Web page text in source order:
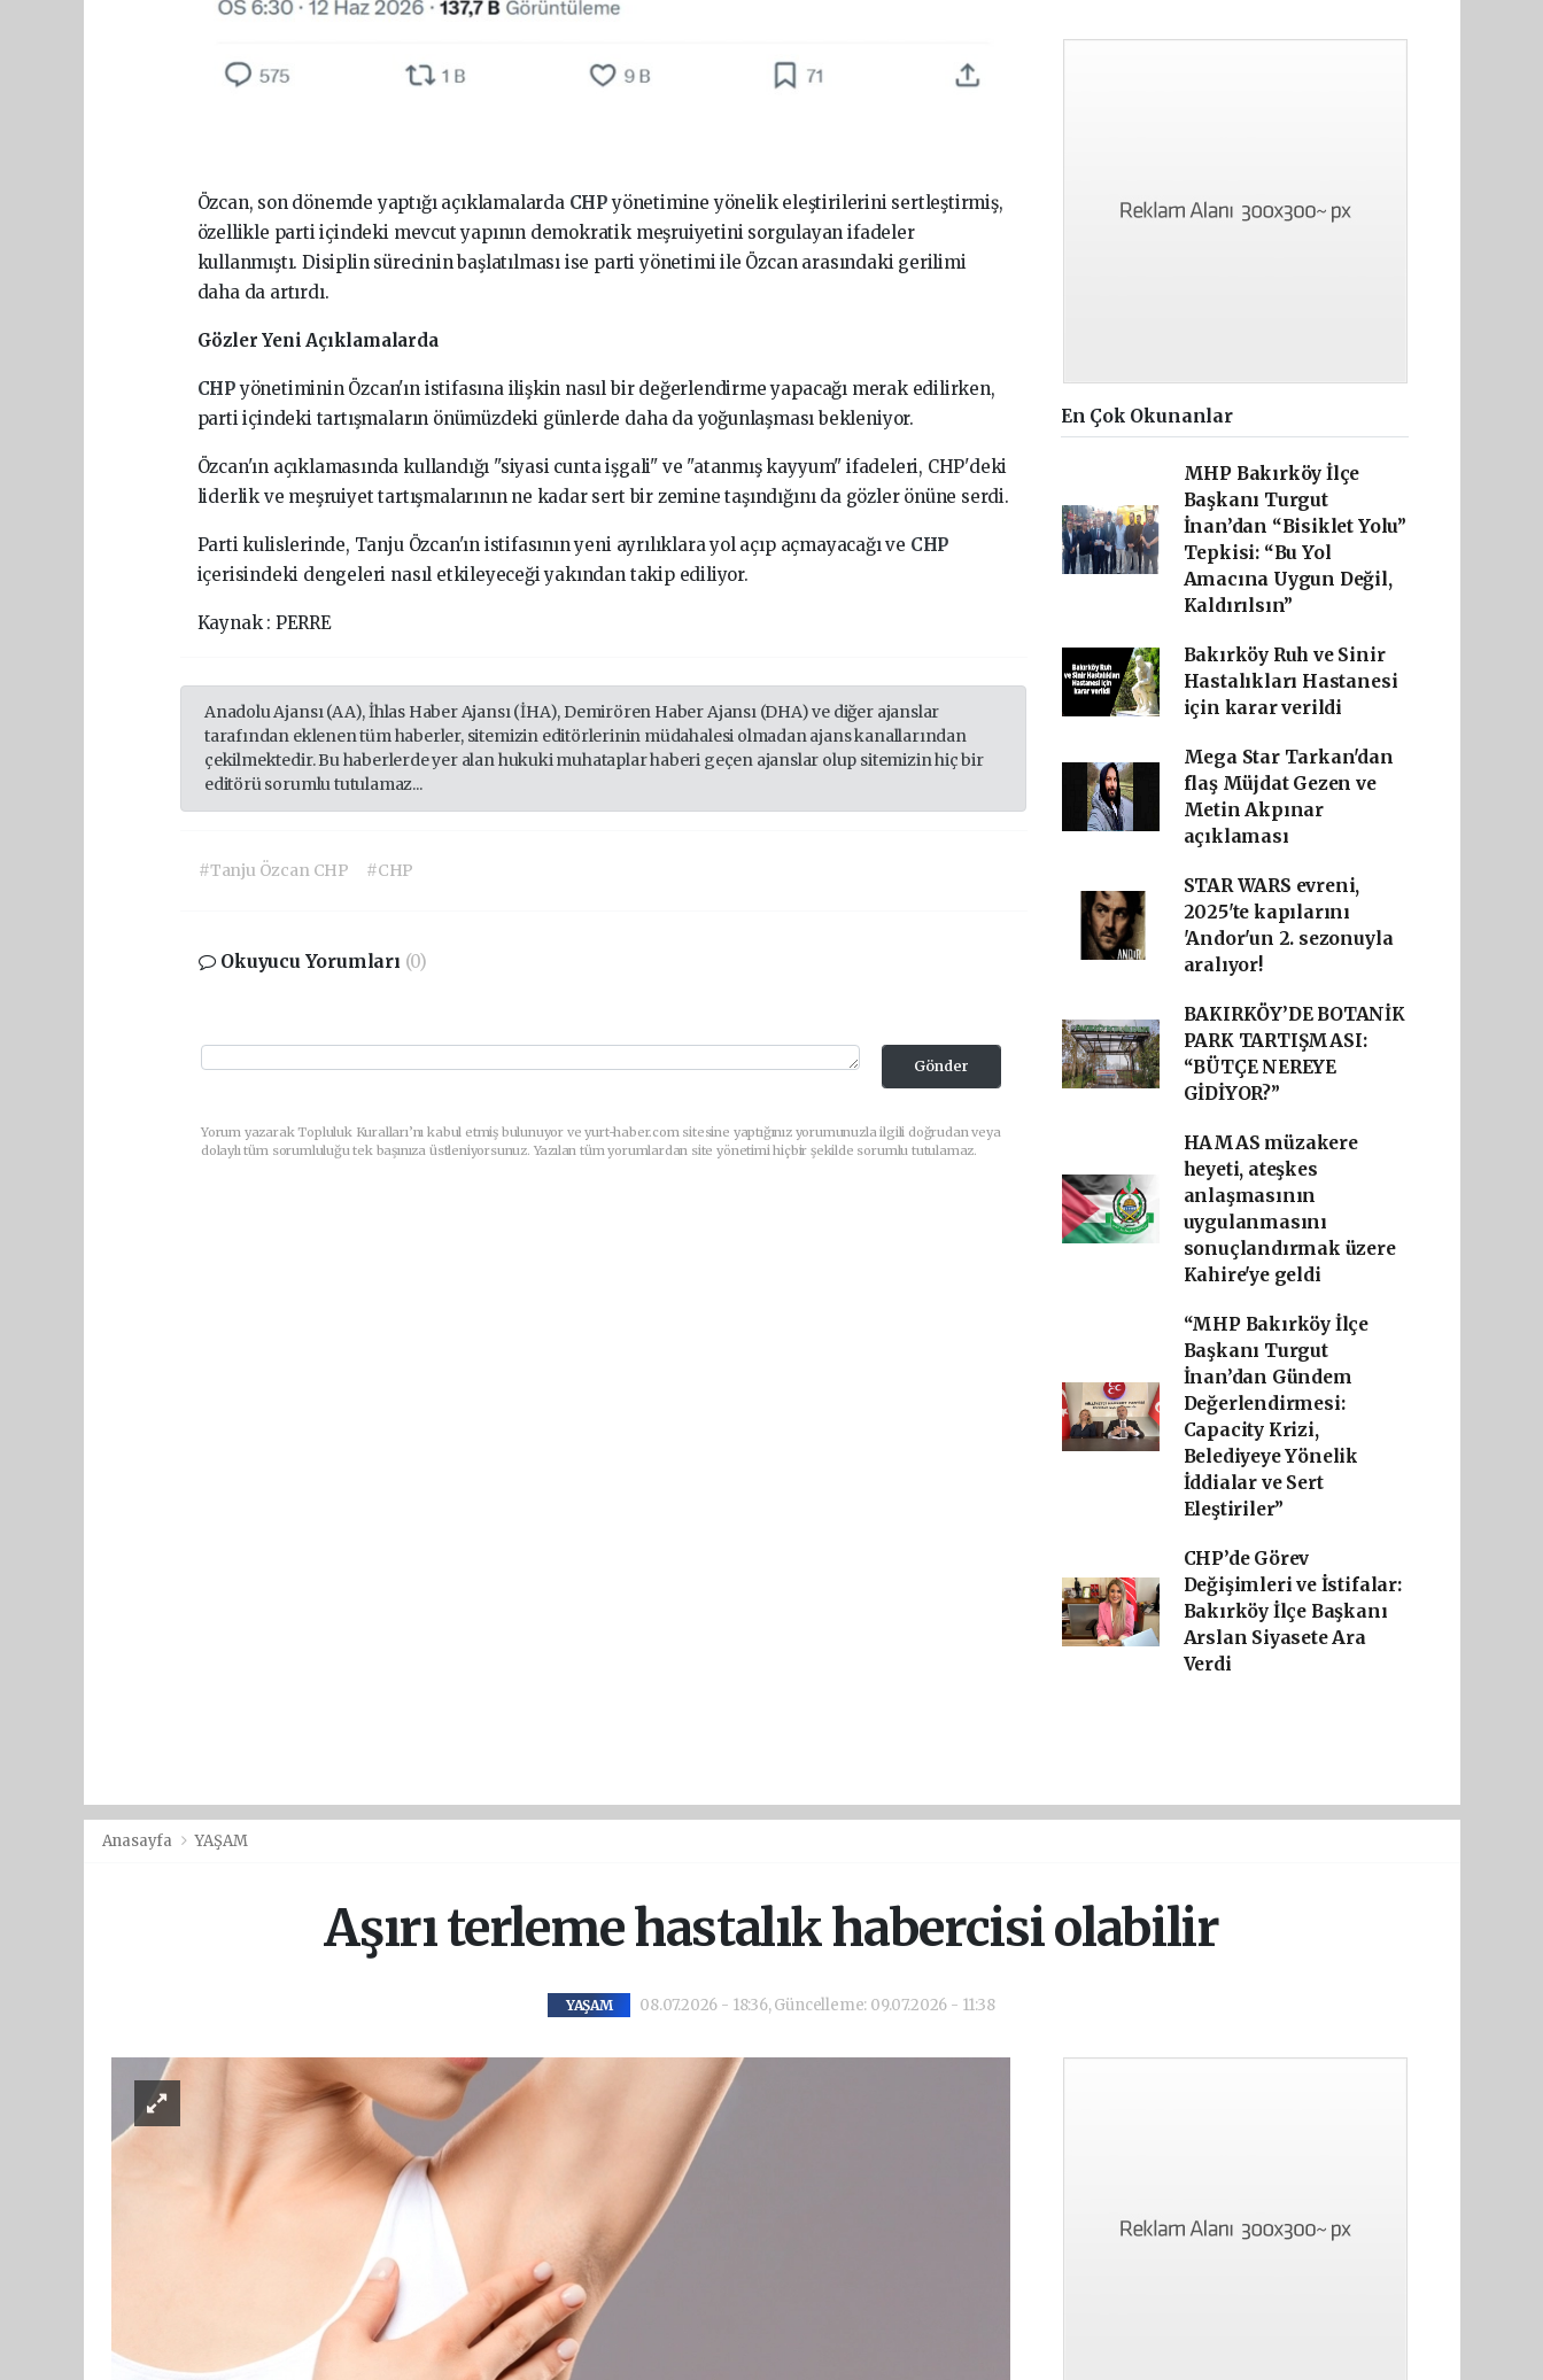
Özcan, son dönemde yaptığı açıklamalarda CHPyönetimine yönelik eleştirilerini sertleştirmiş,
özellikle parti içindeki mevcut yapının demokratik meşruiyetini sorgulayan ifadeler
kullanmıştı. Disiplin sürecinin başlatılması ise parti yönetimi ile Özcan arasındaki gerilimi
daha da artırdı.
Gözler Yeni Açıklamalarda
CHPyönetiminin Özcan'ın istifasına ilişkin nasıl bir değerlendirme yapacağı merak edilirken,
parti içindeki tartışmaların önümüzdeki günlerde daha da yoğunlaşması bekleniyor.
Özcan'ın açıklamasında kullandığı "siyasi cunta işgali" ve "atanmış kayyum" ifadeleri, CHP'deki
liderlik ve meşruiyet tartışmalarının ne kadar sert bir zemine taşındığını da gözler önüne serdi.
Parti kulislerinde, Tanju Özcan'ın istifasının yeni ayrılıklara yol açıp açmayacağı ve CHP
içerisindeki dengeleri nasıl etkileyeceği yakından takip ediliyor.
Kaynak : PERRE
Anadolu Ajansı (AA), İhlas Haber Ajansı (İHA), Demirören Haber Ajansı (DHA) ve diğer ajanslar
tarafından eklenen tüm haberler, sitemizin editörlerinin müdahalesi olmadan ajans kanallarından
çekilmektedir. Bu haberlerde yer alan hukuki muhataplar haberi geçen ajanslar olup sitemizin hiç bir
editörü sorumlu tutulamaz...
#Tanju Özcan CHP #CHP
Okuyucu Yorumları (0)
Gönder
Yorum yazarak Topluluk Kuralları’nı kabul etmiş bulunuyor ve yurt-haber.com sitesine yaptığınız yorumunuzla ilgili doğrudan veya
dolaylı tüm sorumluluğu tek başınıza üstleniyorsunuz. Yazılan tüm yorumlardan site yönetimi hiçbir şekilde sorumlu tutulamaz.
En Çok Okunanlar
MHP Bakırköy İlçe
Başkanı Turgut
İnan’dan “Bisiklet Yolu”
Tepkisi: “Bu Yol
Amacına Uygun Değil,
Kaldırılsın”
Bakırköy Ruh ve Sinir
Hastalıkları Hastanesi
için karar verildi
Mega Star Tarkan'dan
flaş Müjdat Gezen ve
Metin Akpınar
açıklaması
STAR WARS evreni,
2025'te kapılarını
'Andor'un 2. sezonuyla
aralıyor!
BAKIRKÖY’DE BOTANİK
PARK TARTIŞMASI:
“BÜTÇE NEREYE
GİDİYOR?”
HAMAS müzakere
heyeti, ateşkes
anlaşmasının
uygulanmasını
sonuçlandırmak üzere
Kahire'ye geldi
“MHP Bakırköy İlçe
Başkanı Turgut
İnan’dan Gündem
Değerlendirmesi:
Capacity Krizi,
Belediyeye Yönelik
İddialar ve Sert
Eleştiriler”
CHP’de Görev
Değişimleri ve İstifalar:
Bakırköy İlçe Başkanı
Arslan Siyasete Ara
Verdi
Anasayfa YAŞAM
Aşırı terleme hastalık habercisi olabilir
YAŞAM 08.07.2026 - 18:36, Güncelleme: 09.07.2026 - 11:38